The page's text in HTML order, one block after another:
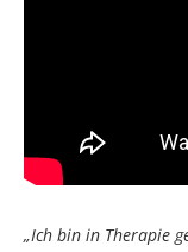
„Ich bin in Therapie